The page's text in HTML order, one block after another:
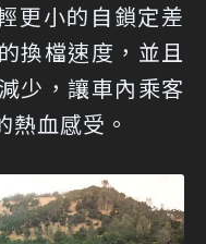
更小的自鎖定差
換檔速度，並且
少，讓車內乘客
熱血感受。